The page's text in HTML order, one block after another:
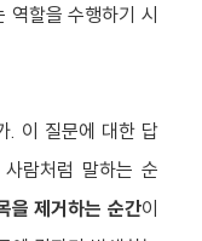
역할을 수행하기 시
. 이 질문에 대한 답
람처럼 말하는 순
을 제거하는 순간이